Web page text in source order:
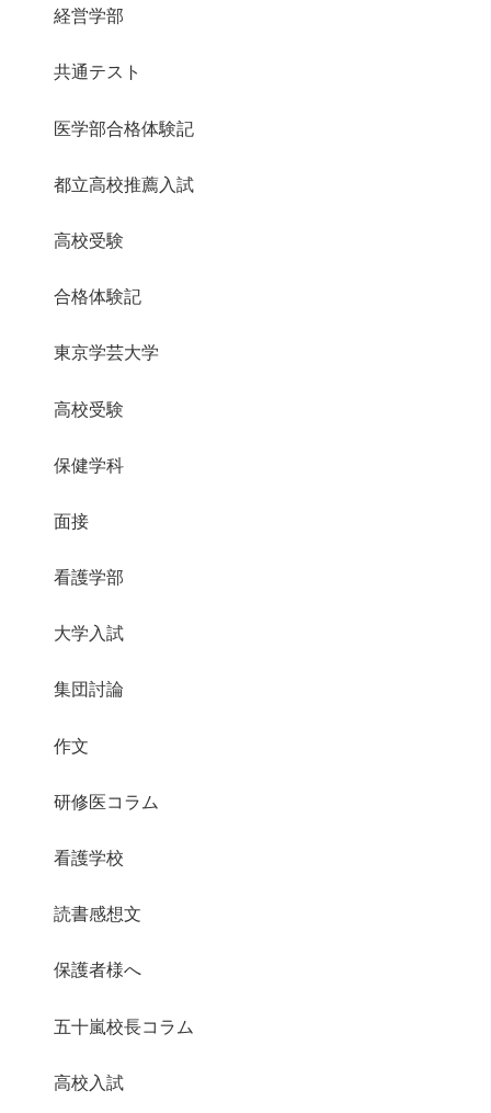
経営学部
共通テスト
医学部合格体験記
都立高校推薦入試
高校受験
合格体験記
東京学芸大学
高校受験
保健学科
面接
看護学部
大学入試
集団討論
作文
研修医コラム
看護学校
読書感想文
保護者様へ
五十嵐校長コラム
高校入試